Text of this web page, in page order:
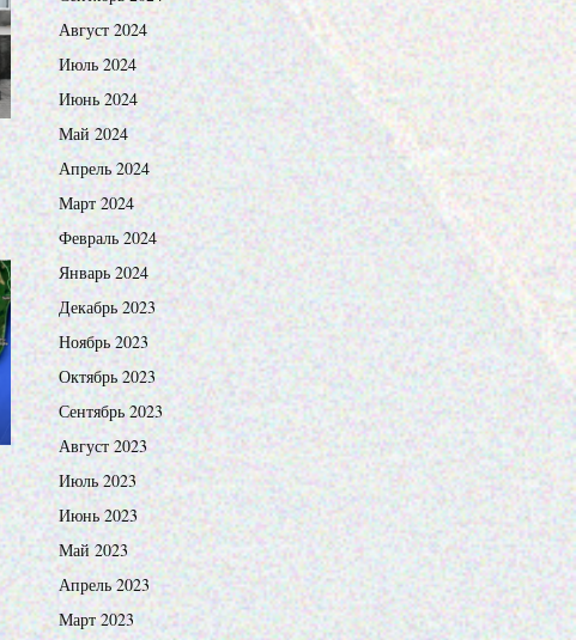
Август 2024
Июль 2024
Июнь 2024
Май 2024
Апрель 2024
Март 2024
Февраль 2024
Январь 2024
Декабрь 2023
Ноябрь 2023
Октябрь 2023
Сентябрь 2023
Август 2023
Июль 2023
Июнь 2023
Май 2023
Апрель 2023
Март 2023